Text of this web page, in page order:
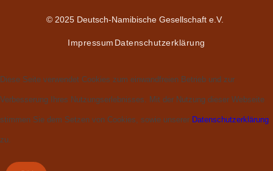
© 2025 Deutsch-Namibische Gesellschaft e.V.
Impressum Datenschutzerklärung
Diese Seite verwendet Cookies zum einwandfreien Betrieb und zur
Verbesserung Ihres Nutzungserlebnisses. Mit der Nutzung dieser Webseite
stimmen Sie dem Setzen von Cookies, sowie unserer Datenschutzerklärung
zu.